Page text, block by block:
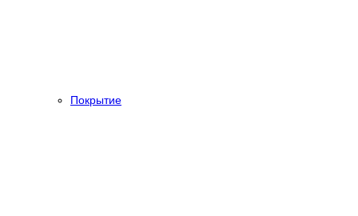
Покрытие